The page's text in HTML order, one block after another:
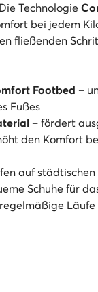
Technologie
bei jedem
fließenden
Footbed –
Fußes
– fördert
den Komfort
auf
Schuhe für